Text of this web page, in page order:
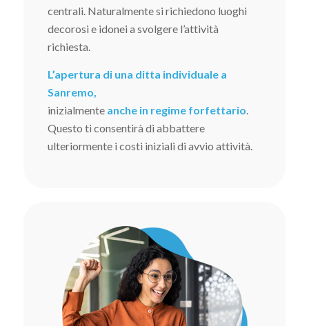
centrali. Naturalmente si richiedono luoghi
decorosi e idonei a svolgere l’attività
richiesta.
L’apertura di una ditta individuale a
Sanremo,
inizialmente anche in regime forfettario
Questo ti consentirà di abbattere
ulteriormente i costi iniziali di avvio attività.